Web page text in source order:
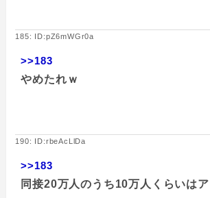
185: ID:pZ6mWGr0a
>>183
やめたれｗ
190: ID:rbeAcLlDa
>>183
同接20万人のうち10万人くらいは